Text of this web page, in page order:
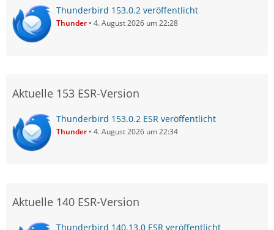
Thunderbird 153.0.2 veröffentlicht
Thunder 4. August 2026 um 22:28
Aktuelle 153 ESR-Version
Thunderbird 153.0.2 ESR veröffentlicht
Thunder 4. August 2026 um 22:34
Aktuelle 140 ESR-Version
Thunderbird 140.13.0 ESR veröffentlicht